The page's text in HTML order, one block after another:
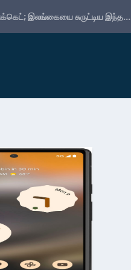
இலங்கையை சுருட்டிய இந்த...